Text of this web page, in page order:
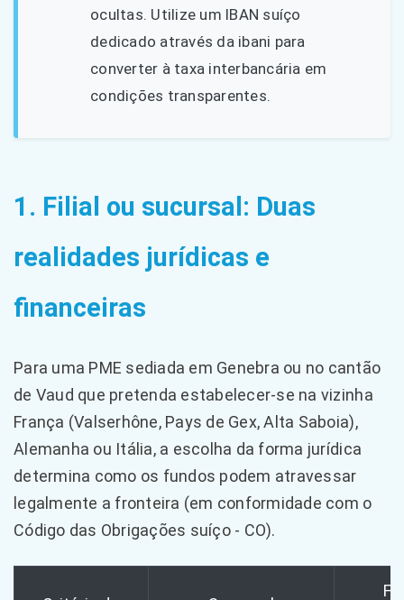
ocultas. Utilize um IBAN suíço
dedicado através da ibani para
converter à taxa interbancária em
condições transparentes.
1. Filial ou sucursal: Duas
realidades jurídicas e
financeiras
Para uma PME sediada em Genebra ou no cantão
de Vaud que pretenda estabelecer-se na vizinha
França (Valserhône, Pays de Gex, Alta Saboia),
Alemanha ou Itália, a escolha da forma jurídica
determina como os fundos podem atravessar
legalmente a fronteira (em conformidade com o
Código das Obrigações suíço - CO).